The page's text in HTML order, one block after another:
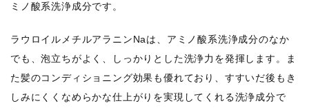
ミノ酸系洗浄成分です。
ラウロイルメチルアラニンNaは、アミノ酸系洗浄成分のなか
でも、泡立ちがよく、しっかりとした洗浄力を発揮します。ま
た髪のコンディショニング効果も優れており、すすいだ後もき
しみにくくなめらかな仕上がりを実現してくれる洗浄成分で